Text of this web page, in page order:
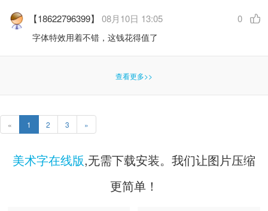
【18622796399】08月10日 13:05 0
字体特效用着不错，这钱花得值了
查看更多>>
« 1 2 3 »
美术字在线版,无需下载安装。我们让图片压缩
更简单！